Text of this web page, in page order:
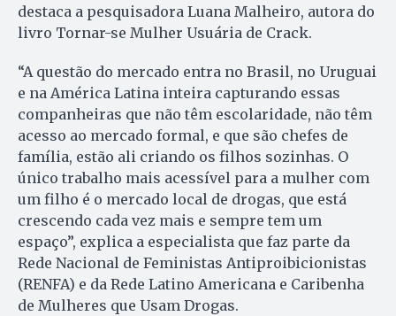
destaca a pesquisadora Luana Malheiro, autora do
livro Tornar-se Mulher Usuária de Crack.
“A questão do mercado entra no Brasil, no Uruguai
e na América Latina inteira capturando essas
companheiras que não têm escolaridade, não têm
acesso ao mercado formal, e que são chefes de
família, estão ali criando os filhos sozinhas. O
único trabalho mais acessível para a mulher com
um filho é o mercado local de drogas, que está
crescendo cada vez mais e sempre tem um
espaço”, explica a especialista que faz parte da
Rede Nacional de Feministas Antiproibicionistas
(RENFA) e da Rede Latino Americana e Caribenha
de Mulheres que Usam Drogas.